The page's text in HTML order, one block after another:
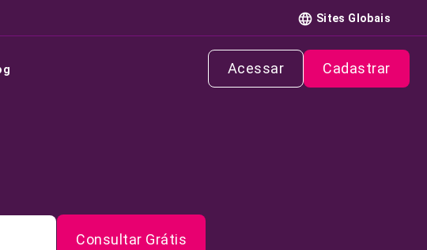
Sites Globais
Acessar Cadastrar
Consultar Grátis